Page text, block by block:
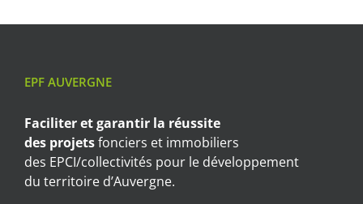
EPF AUVERGNE
Faciliter et garantir la réussite
des projetsfonciers et immobiliers
des EPCI/collectivités pour le développement
du territoire d’Auvergne.